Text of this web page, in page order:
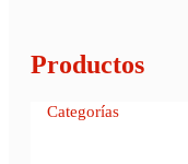
Productos
Categorías